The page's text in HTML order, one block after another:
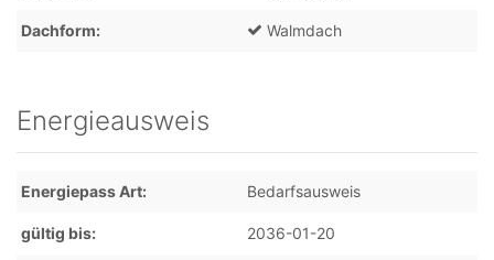
Dachform Walmdach
Energieausweis
Energiepass Art Bedarfsausweis
gültig bis 2036-01-20